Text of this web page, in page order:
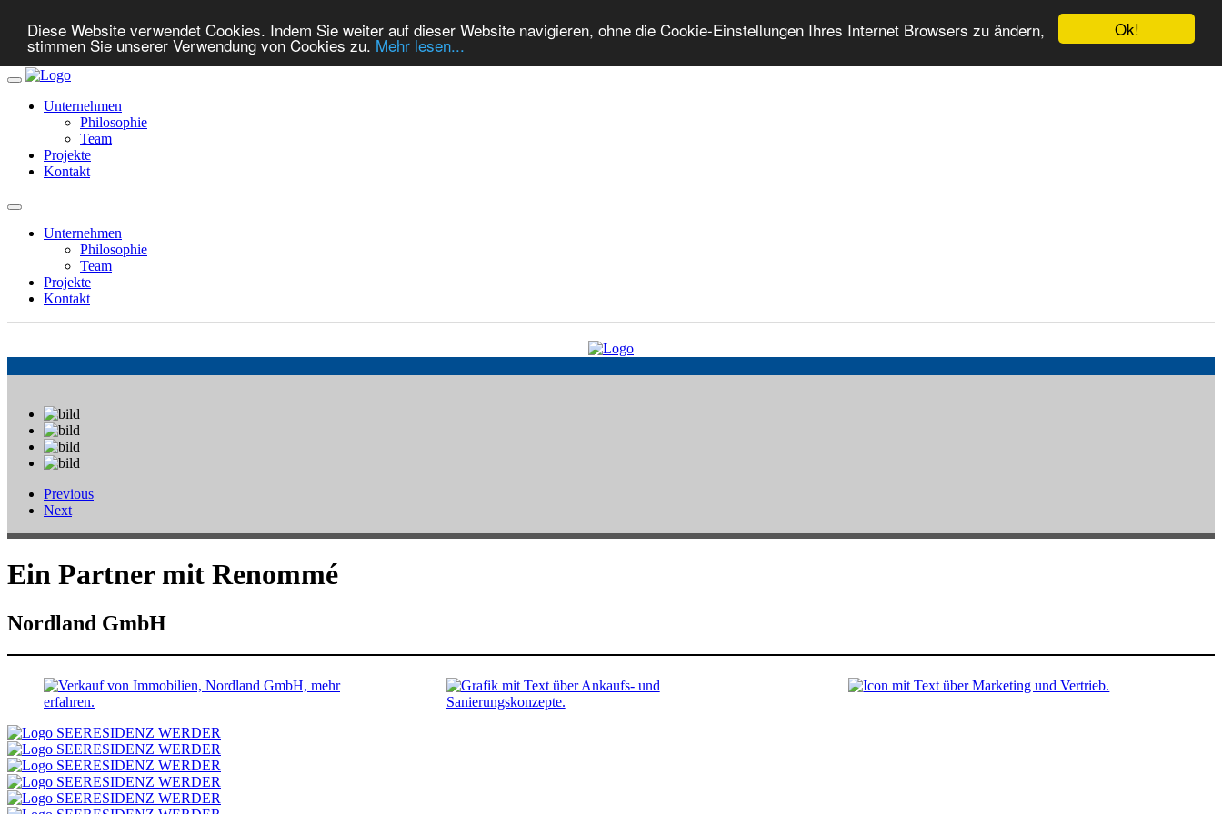
Ok!
Diese Website verwendet Cookies. Indem Sie weiter auf dieser Website navigieren, ohne die Cookie-Einstellungen Ihres Internet Browsers zu ändern,
stimmen Sie unserer Verwendung von Cookies zu. Mehr lesen...
Unternehmen
Philosophie
Team
Projekte
Kontakt
Unternehmen
Philosophie
Team
Projekte
Kontakt
Previous
Next
Ein Partner mit Renommé
Nordland GmbH